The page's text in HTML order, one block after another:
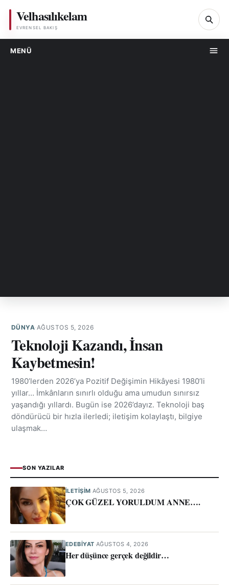
Velhasılıkelam
EVRENSEL BAKIŞ
MENÜ
DÜNYA·AĞUSTOS 5, 2026
Teknoloji Kazandı, İnsan
Kaybetmesin!
1980’lerden 2026’ya Pozitif Değişimin Hikâyesi 1980’li
yıllar… İmkânların sınırlı olduğu ama umudun sınırsız
yaşandığı yıllardı. Bugün ise 2026’dayız. Teknoloji baş
döndürücü bir hızla ilerledi; iletişim kolaylaştı, bilgiye
ulaşmak…
SON YAZILAR
İLETIŞIM·AĞUSTOS 5, 2026
ÇOK GÜZEL YORULDUM ANNE….
EDEBİYAT·AĞUSTOS 4, 2026
Her düşünce gerçek değildir…